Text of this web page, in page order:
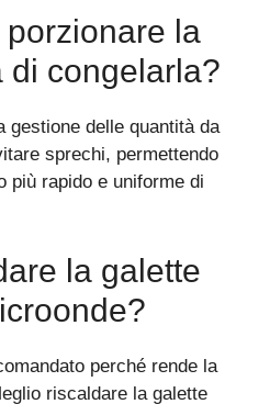
la
di congelarla?
gestione delle quantità da
sprechi, permettendo
più rapido e uniforme di
la galette
perché rende la
riscaldare la galette